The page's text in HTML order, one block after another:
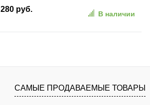
(C1003)
280 руб.
В наличии
В избранное К сравнению
САМЫЕ ПРОДАВАЕМЫЕ ТОВАРЫ